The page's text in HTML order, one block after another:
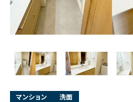
マンション 洗面